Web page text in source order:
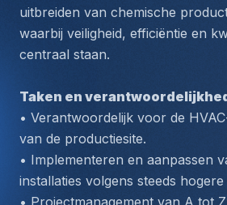
uitbreiden van chemische
waarbij veiligheid, efficiëntie en
centraal staan.
Taken en
• Verantwoordelijk voor de
van de productiesite.
• Implementeren en aanpassen
installaties volgens steeds
• Projectmanagement van A tot